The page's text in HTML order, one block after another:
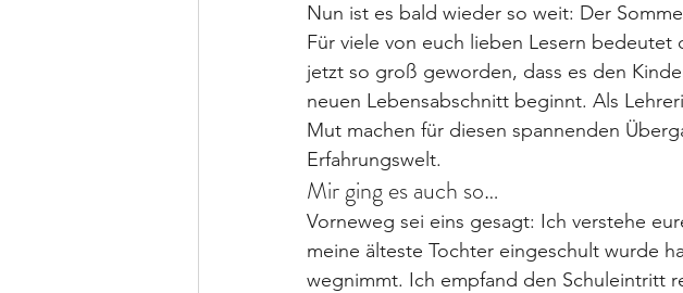
Nun ist es bald wieder so weit: Der
Für viele von euch lieben Lesern bedeutet
jetzt so groß geworden, dass es den
neuen Lebensabschnitt beginnt. Als
Mut machen für diesen spannenden
Erfahrungswelt.
Mir ging es auch so…
Vorneweg sei eins gesagt: Ich verstehe
meine älteste Tochter eingeschult wurde
wegnimmt. Ich empfand den Schuleintritt